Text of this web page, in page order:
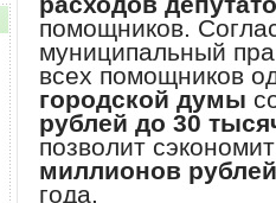
помощников.
муниципальный
всех помощников
городской думы
рублей до 30
позволит
миллионов рублей
года.